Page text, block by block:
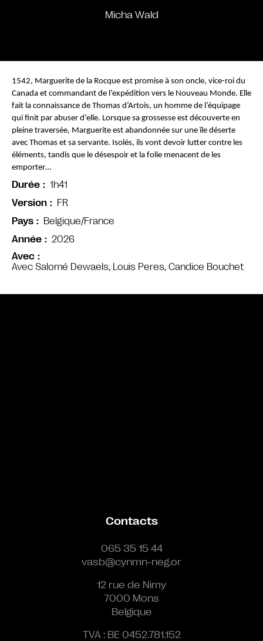
Micha Wald
Avec
Avec Salomé Dewaels, Louis Peres, Candice Bouchet
1542, Marguerite de la Rocque est promise à son oncle, vice-roi du
Canada et commandant de l’expédition vers le Nouveau Monde. Elle
fait la connaissance de Thomas d’Artois, un homme de l’équipage
qui finit par abuser d’elle. Lorsque sa grossesse est découverte en
pleine traversée, Marguerite est abandonnée sur une île déserte
avec Thomas et sa servante. Isolés, ils vont devoir lutter contre les
éléments, tandis que le désespoir et la folie menacent de les
emporter…
Durée
1h41
Version
FR
Pays
Belgique/France
Année
2026
Contacts
065 35 15 44
vasb@cynmn-neg.or
12 rue de Nimy
7000 Mons
Belgique
TVA : BE 0452.781.152